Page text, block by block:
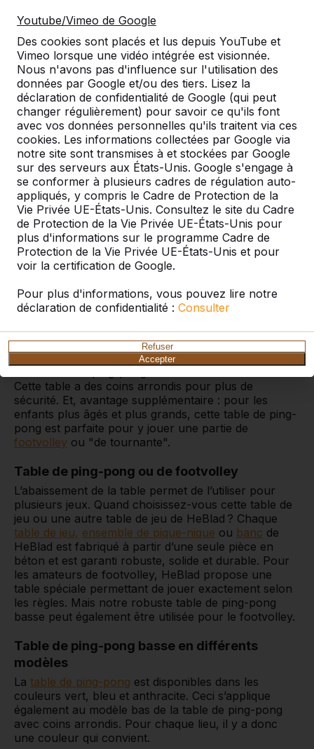
Youtube/Vimeo de Google
Des cookies sont placés et lus depuis YouTube et
Vimeo lorsque une vidéo intégrée est visionnée.
Nous n'avons pas d'influence sur l'utilisation des
données par Google et/ou des tiers. Lisez la
déclaration de confidentialité de Google (qui peut
changer régulièrement) pour savoir ce qu'ils font
avec vos données personnelles qu'ils traitent via ces
cookies. Les informations collectées par Google via
notre site sont transmises à et stockées par Google
sur des serveurs aux États-Unis. Google s'engage à
se conformer à plusieurs cadres de régulation auto-
appliqués, y compris le Cadre de Protection de la
Vie Privée UE-États-Unis. Consultez le site du Cadre
de Protection de la Vie Privée UE-États-Unis pour
plus d'informations sur le programme Cadre de
Protection de la Vie Privée UE-États-Unis et pour
voir la certification de Google.
Pour plus d'informations, vous pouvez lire notre
déclaration de confidentialité : Consulter
Refuser
Accepter
Livraison et mise en place gratuites en
Luxemburg.
Livré dans un délai de 4 semaines ouvrables.
Comment se fait la livraison ?Voir la vidéo
Table de ping-pong en béton
modèle bas
Nous avons adapté notre populaire table de ping-
pong en béton, spécialement pour les enfants de 5 à
environ 8 ans. Dès l’âge de 5 ans, les enfants
développent leur sens de la balle. Une aptitude que
vous voulez bien sûr stimuler ! Mais pour les
enfants, une table de tennis de table courante est
tout simplement trop haute pour pouvoir envoyer
une balle correctement. Ils reçoivent souvent la balle
en plein visage, ce qui les effraie. Le modèle bas de
Cette table a des coins arrondis pour plus de
sécurité. Et, avantage supplémentaire : pour les
enfants plus âgés et plus grands, cette table de ping-
pong est parfaite pour y jouer une partie de
footvolley ou "de tournante".
Table de ping-pong ou de footvolley
L’abaissement de la table permet de l’utiliser pour
plusieurs jeux. Quand choisissez-vous cette table de
jeu ou une autre table de jeu de HeBlad ? Chaque
table de jeu, ensemble de pique-nique ou banc de
HeBlad est fabriqué à partir d’une seule pièce en
béton et est garanti robuste, solide et durable. Pour
les amateurs de footvolley, HeBlad propose une
table spéciale permettant de jouer exactement selon
les règles. Mais notre robuste table de ping-pong
basse peut également être utilisée pour le footvolley.
Table de ping-pong basse en différents
modèles
La table de ping-pong est disponibles dans les
couleurs vert, bleu et anthracite. Ceci s’applique
également au modèle bas de la table de ping-pong
avec coins arrondis. Pour chaque lieu, il y a donc
une couleur qui convient.